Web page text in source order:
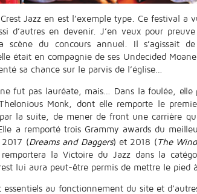
Jazz en est l’exemple type. Ce festival a
d’autres en devenir. J’en veux pour
scène du concours annuel. Il s’agissait
était en compagnie de ses Undecided
sa chance sur le parvis de l’église…
fut pas lauréate, mais… Dans la foulée, elle
Monk, dont elle remporte le
la suite, de mener de front une carrière
a remporté trois Grammy awards du
(Dreams and Daggers) et 2018 (The
la Victoire du Jazz dans la
lui aura peut-être permis de mettre le pied
au fonctionnement du site et